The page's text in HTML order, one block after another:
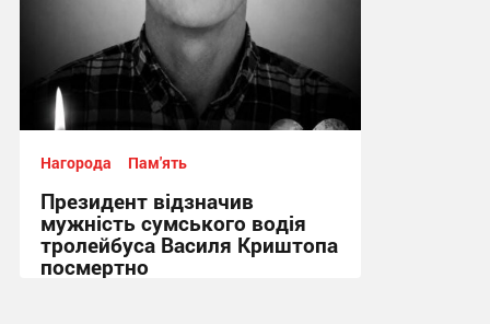
Нагорода Пам'ять
Президент відзначив
мужність сумського водія
тролейбуса Василя Криштопа
посмертно